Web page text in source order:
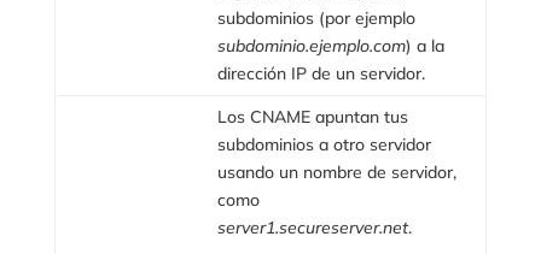
subdominios (por ejemplo
subdominio.ejemplo.com) a la
dirección IP de un servidor.
Los CNAME apuntan tus
subdominios a otro servidor
usando un nombre de servidor,
como
server1.secureserver.net.